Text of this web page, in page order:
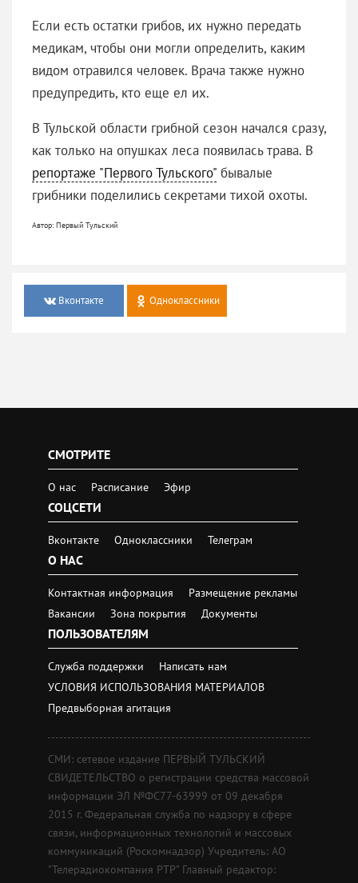
Если есть остатки грибов, их нужно передать
медикам, чтобы они могли определить, каким
видом отравился человек. Врача также нужно
предупредить, кто еще ел их.
В Тульской области грибной сезон начался сразу,
как только на опушках леса появилась трава. В
репортаже "Первого Тульского" бывалые
грибники поделились секретами тихой охоты.
Автор: Первый Тульский
Вконтакте Одноклассники
СМОТРИТЕ
О нас Расписание Эфир
СОЦСЕТИ
Вконтакте Одноклассники Телеграм
О НАС
Контактная информация
Размещение рекламы
Вакансии
Зона покрытия Документы
ПОЛЬЗОВАТЕЛЯМ
Служба поддержки
Написать нам
УСЛОВИЯ ИСПОЛЬЗОВАНИЯ МАТЕРИАЛОВ
Предвыборная агитация
СМИ: сетевое издание ПЕРВЫЙ ТУЛЬСКИЙ
СВИДЕТЕЛЬСТВО о регистрации средства массовой
информации ЭЛ №ФС77-63999 от 09 декабря
2015 г. Федеральная служба по надзору в сфере
связи, информационных технологий и массовых
коммуникаций (Роскомнадзор) Учредитель: АО
"Телерадиокомпания РТР" Главный редактор: